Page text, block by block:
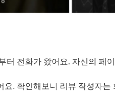
터 전화가 왔어요. 자신의 페
요. 확인해보니 리뷰 작성자는